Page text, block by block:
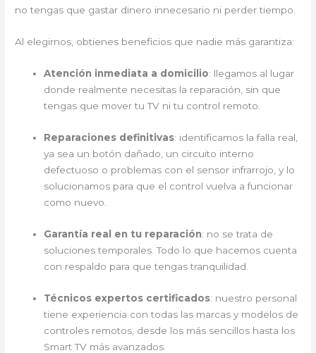
no tengas que gastar dinero innecesario ni perder tiempo.
Al elegirnos, obtienes beneficios que nadie más garantiza:
Atención inmediata a domicilio: llegamos al lugar
donde realmente necesitas la reparación, sin que
tengas que mover tu TV ni tu control remoto.
Reparaciones definitivas: identificamos la falla real,
ya sea un botón dañado, un circuito interno
defectuoso o problemas con el sensor infrarrojo, y lo
solucionamos para que el control vuelva a funcionar
como nuevo.
Garantía real en tu reparación: no se trata de
soluciones temporales. Todo lo que hacemos cuenta
con respaldo para que tengas tranquilidad.
Técnicos expertos certificados: nuestro personal
tiene experiencia con todas las marcas y modelos de
controles remotos, desde los más sencillos hasta los
Smart TV más avanzados.